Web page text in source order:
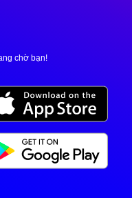
chờ bạn!